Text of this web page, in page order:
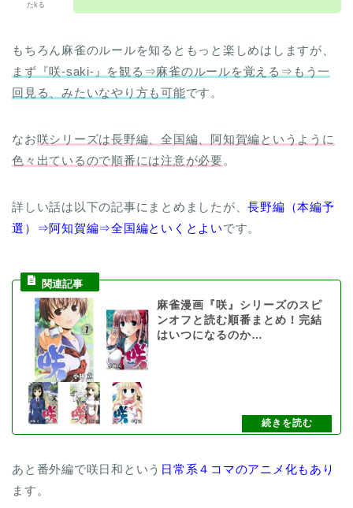
たkる
もちろん麻雀のルールを知るともっと楽しめはしますが、
まず『咲-saki-』を観る⇒麻雀のルールを覚える⇒もう一
回見る、みたいなやり方も可能です。
なお咲シリーズは長野編、全国編、阿知賀編というように
色々出ているので順番には注意が必要。
詳しい話は以下の記事にまとめましたが、長野編（本編予
選）⇒阿知賀編⇒全国編といくとよいです。
麻雀漫画『咲』シリーズのスピ
ンオフと読む順番まとめ！完結
はいつになるのか…
あと番外編で咲日和という 日常系４コマのアニメ化もあり
ます。